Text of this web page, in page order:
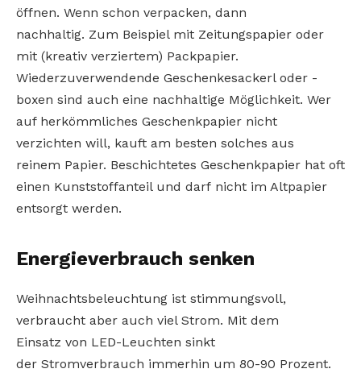
öffnen. Wenn schon verpacken, dann
nachhaltig. Zum Beispiel mit Zeitungspapier oder
mit (kreativ verziertem) Packpapier.
Wiederzuverwendende Geschenkesackerl oder -
boxen sind auch eine nachhaltige Möglichkeit. Wer
auf herkömmliches Geschenkpapier nicht
verzichten will, kauft am besten solches aus
reinem Papier. Beschichtetes Geschenkpapier hat oft
einen Kunststoffanteil und darf nicht im Altpapier
entsorgt werden.
Energieverbrauch senken
Weihnachtsbeleuchtung ist stimmungsvoll,
verbraucht aber auch viel Strom. Mit dem
Einsatz von LED-Leuchten sinkt
der Stromverbrauch immerhin um 80-90 Prozent.